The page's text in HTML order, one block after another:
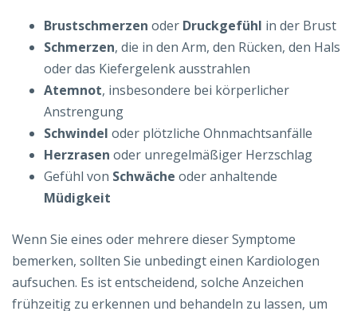
Brustschmerzen oder Druckgefühl in der Brust
Schmerzen, die in den Arm, den Rücken, den Hals
oder das Kiefergelenk ausstrahlen
Atemnot, insbesondere bei körperlicher
Anstrengung
Schwindel oder plötzliche Ohnmachtsanfälle
Herzrasen oder unregelmäßiger Herzschlag
Gefühl von Schwäche oder anhaltende
Müdigkeit
Wenn Sie eines oder mehrere dieser Symptome
bemerken, sollten Sie unbedingt einen Kardiologen
aufsuchen. Es ist entscheidend, solche Anzeichen
frühzeitig zu erkennen und behandeln zu lassen, um